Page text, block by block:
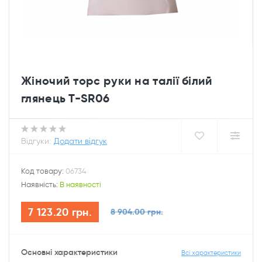
Жіночий торс руки на талії білий
глянець T-SR06
Відгуки: Додати відгук
Код товару: 06734
Наявність: В наявності
7 123.20 грн. 8 904.00 грн.
Основні характеристики Всі характеристики